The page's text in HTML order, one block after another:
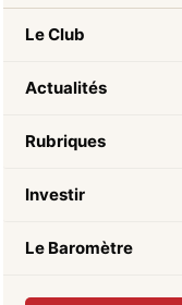
Le Club
Actualités
Rubriques
Investir
Le Baromètre